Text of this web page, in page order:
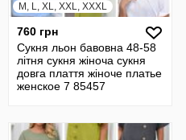
M, L, XL, XXL, XXXL
760 грн
Сукня льон бавовна 48-58
літня сукня жіноча сукня
довга плаття жіноче платье
женское 7 85457